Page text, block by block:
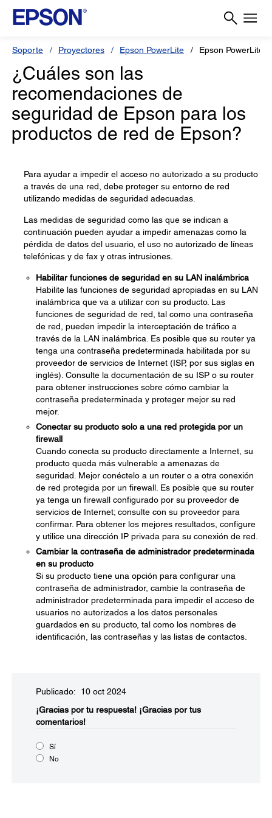
Soporte Proyectores Epson PowerLite Epson PowerLite
¿Cuáles son las
recomendaciones de
seguridad de Epson para los
productos de red de Epson?
Para ayudar a impedir el acceso no autorizado a su producto
a través de una red, debe proteger su entorno de red
utilizando medidas de seguridad adecuadas.
Las medidas de seguridad como las que se indican a
continuación pueden ayudar a impedir amenazas como la
pérdida de datos del usuario, el uso no autorizado de líneas
telefónicas y de fax y otras intrusiones.
Habilitar funciones de seguridad en su LAN inalámbrica
Habilite las funciones de seguridad apropiadas en su LAN
inalámbrica que va a utilizar con su producto. Las
funciones de seguridad de red, tal como una contraseña
de red, pueden impedir la interceptación de tráfico a
través de la LAN inalámbrica. Es posible que su router ya
tenga una contraseña predeterminada habilitada por su
proveedor de servicios de Internet (ISP, por sus siglas en
inglés). Consulte la documentación de su ISP o su router
para obtener instrucciones sobre cómo cambiar la
contraseña predeterminada y proteger mejor su red
mejor.
Conectar su producto solo a una red protegida por un
firewall
Cuando conecta su producto directamente a Internet, su
producto queda más vulnerable a amenazas de
seguridad. Mejor conéctelo a un router o a otra conexión
de red protegida por un firewall. Es posible que su router
ya tenga un firewall configurado por su proveedor de
servicios de Internet; consulte con su proveedor para
confirmar. Para obtener los mejores resultados, configure
y utilice una dirección IP privada para su conexión de red.
Cambiar la contraseña de administrador predeterminada
en su producto
Si su producto tiene una opción para configurar una
contraseña de administrador, cambie la contraseña de
administrador predeterminada para impedir el acceso de
usuarios no autorizados a los datos personales
guardados en su producto, tal como los nombres de
identificación, las contraseñas y las listas de contactos.
Publicado: 10 oct 2024
¡Gracias por tu respuesta! ¡Gracias por tus
comentarios!
Sí
No